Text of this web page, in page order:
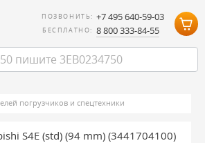
ПОЗВОНИТЬ: +7 495 640-59-03
БЕСПЛАТНО: 8 800 333-84-55
погрузчиков и спецтехники
S4E (std) (94 mm) (3441704100)